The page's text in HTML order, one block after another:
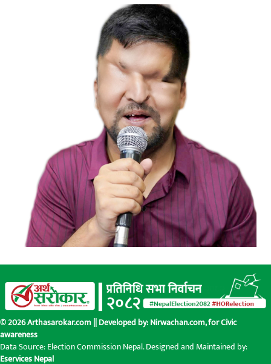
© 2026 Arthasarokar.com || Developed by:Nirwachan.com, for Civic
awareness
Data Source: Election Commission Nepal. Designed and Maintained by:
Eservices Nepal